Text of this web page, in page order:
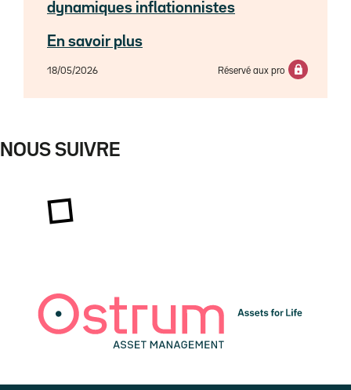
dynamiques inflationnistes
En savoir plus
18/05/2026 Réservé aux pro
NOUS SUIVRE